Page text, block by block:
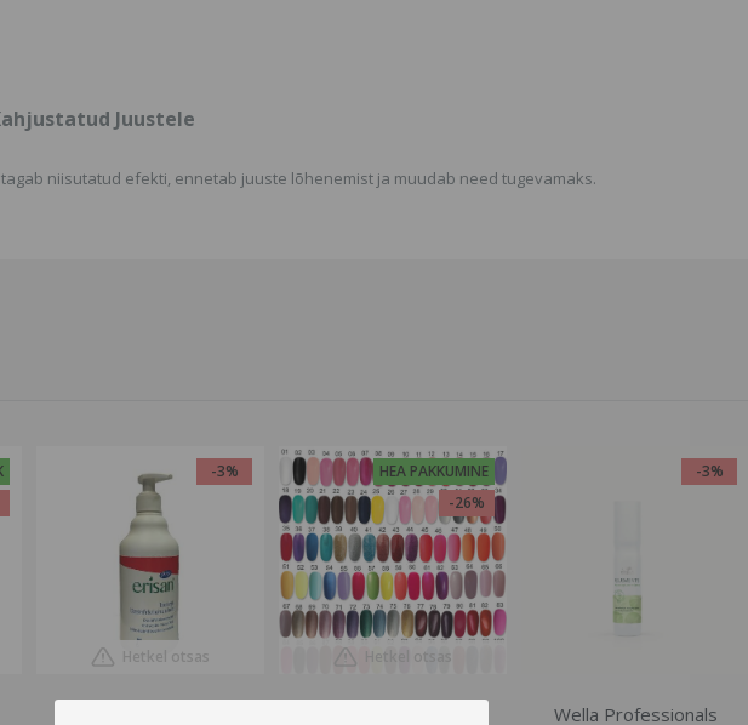
Juustele
niisutatud efekti, ennetab juuste lõhenemist ja muudab need tugevamaks.
-3%
Hetkel otsas
HEA PAKKUMINE
-26%
Hetkel otsas
-3%
Wella Professionals